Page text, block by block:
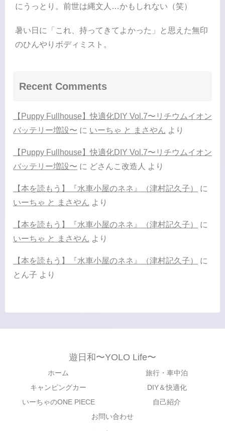
にうっとり。前世は縄文人…かもしれない（笑）
暑い日に「これ、持ってきてよかった」と思えた無印
のひんやりボディミスト。
Recent Comments
【Puppy Fullhouse】快適化DIY Vol.7〜リチウムイオン
バッテリー増設〜 に いーちゃ と まさやん より
【Puppy Fullhouse】快適化DIY Vol.7〜リチウムイオン
バッテリー増設〜 に どさんこ改造人 より
【本を読もう】『水車小屋のネネ』（津村記久子）
に
いーちゃ と まさやん より
【本を読もう】『水車小屋のネネ』（津村記久子）
に
いーちゃ と まさやん より
【本を読もう】『水車小屋のネネ』（津村記久子）
に
とん子 より
遊日和〜YOLO Life〜
ホーム
旅行・車中泊
キャンピングカー
DIY＆快適化
いーちゃのONE PIECE
自己紹介
お問い合わせ